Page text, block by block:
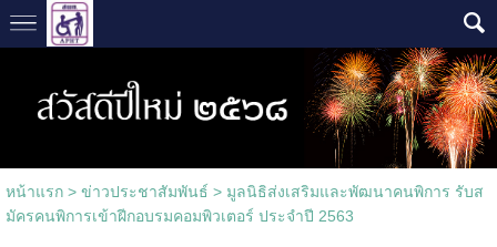
หน้าแรก> ข่าวประชาสัมพันธ์ > มูลนิธิส่งเสริมและพัฒนาคนพิการ รับส
มัครคนพิการเข้าฝีกอบรมคอมพิวเตอร์ ประจำปี 2563